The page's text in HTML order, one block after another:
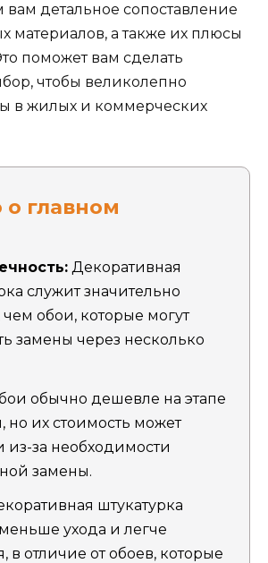
детальное сопоставление
материалов, а также их плюсы
поможет вам сделать
чтобы великолепно
в жилых и коммерческих
о главном
Декоративная
служит значительно
обои, которые могут
замены через несколько
обычно дешевле на этапе
но их стоимость может
из-за необходимости
замены.
штукатурка
ухода и легче
в отличие от обоев, которые